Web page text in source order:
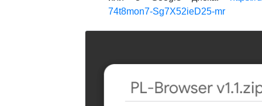
74t8mon7-Sg7X52ieD25-mr